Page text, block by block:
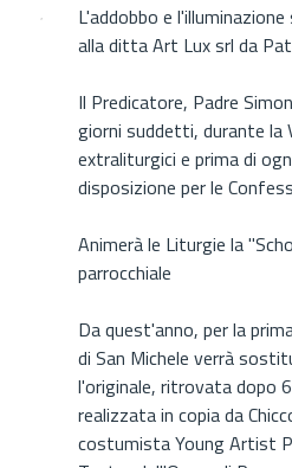
L'addobbo e
alla ditta Art Lux srl da
Il Predicatore, Padre
giorni suddetti, durante la
extraliturgici e prima di
disposizione per le
Animerà le Liturgie la
parrocchiale
Da quest'anno, per la
di San Michele verrà
l'originale, ritrovata dopo
realizzata in copia da
costumista Young Artist